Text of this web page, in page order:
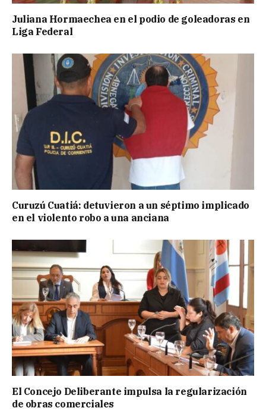
Juliana Hormaechea en el podio de goleadoras en
Liga Federal
Curuzú Cuatiá: detuvieron a un séptimo implicado
en el violento robo a una anciana
El Concejo Deliberante impulsa la regularización
de obras comerciales